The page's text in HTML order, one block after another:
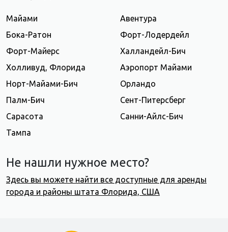
Майами
Авентура
Бока-Ратон
Форт-Лодердейл
Форт-Майерс
Халландейл-Бич
Холливуд, Флорида
Аэропорт Майами
Норт-Майами-Бич
Орландо
Палм-Бич
Сент-Питерсберг
Сарасота
Санни-Айлс-Бич
Тампа
Не нашли нужное место?
Здесь вы можете найти все доступные для аренды
города и районы штата Флорида, США